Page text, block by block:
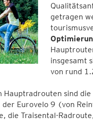
getragen
insgesamt
von rund
Hauptradrouten sind
Eurovelo 9 (von
die Traisental-